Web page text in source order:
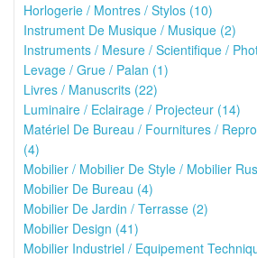
Horlogerie / Montres / Stylos (10)
Instrument De Musique / Musique (2)
Instruments / Mesure / Scientifique /
Levage / Grue / Palan (1)
Livres / Manuscrits (22)
Luminaire / Eclairage / Projecteur (14)
Matériel De Bureau / Fournitures /
(4)
Mobilier / Mobilier De Style / Mobilier
Mobilier De Bureau (4)
Mobilier De Jardin / Terrasse (2)
Mobilier Design (41)
Mobilier Industriel / Equipement